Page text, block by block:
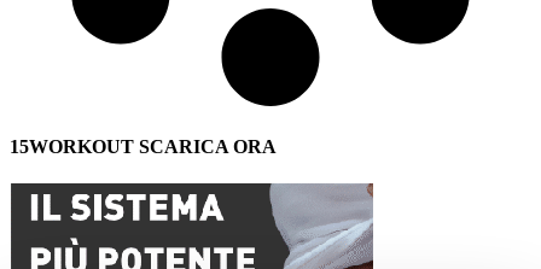
15WORKOUT SCARICA ORA